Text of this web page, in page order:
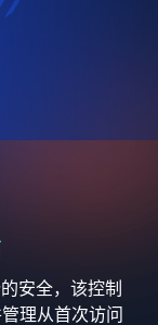
安全，该控制
理从首次访问